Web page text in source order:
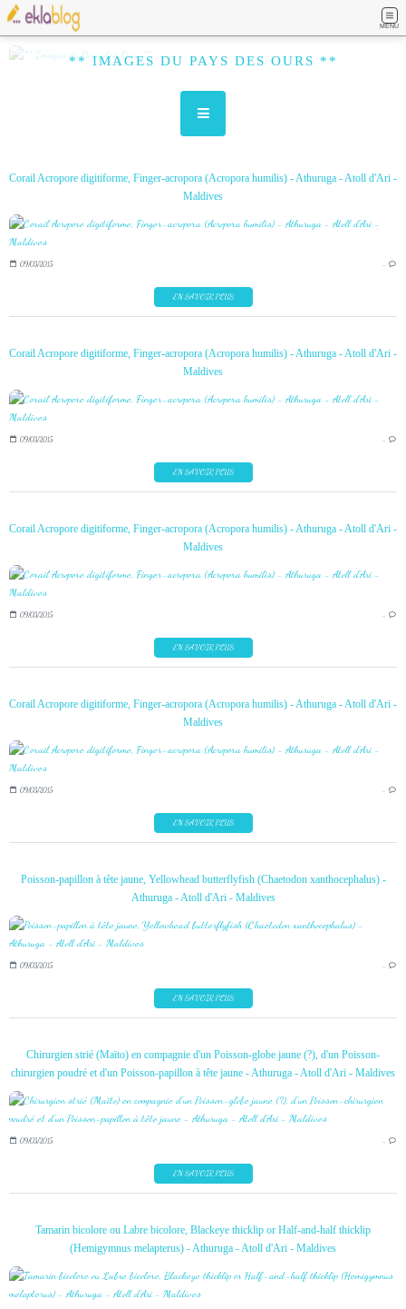
MENU
** IMAGES DU PAYS DES OURS **
Corail Acropore digitiforme, Finger-acropora (Acropora humilis) - Athuruga - Atoll d'Ari -
Maldives
09/03/2015 …
EN SAVOIR PLUS
Corail Acropore digitiforme, Finger-acropora (Acropora humilis) - Athuruga - Atoll d'Ari -
Maldives
09/03/2015 …
EN SAVOIR PLUS
Corail Acropore digitiforme, Finger-acropora (Acropora humilis) - Athuruga - Atoll d'Ari -
Maldives
09/03/2015 …
EN SAVOIR PLUS
Corail Acropore digitiforme, Finger-acropora (Acropora humilis) - Athuruga - Atoll d'Ari -
Maldives
09/03/2015 …
EN SAVOIR PLUS
Poisson-papillon à tête jaune, Yellowhead butterflyfish (Chaetodon xanthocephalus) -
Athuruga - Atoll d'Ari - Maldives
09/03/2015 …
EN SAVOIR PLUS
Chirurgien strié (Maïto) en compagnie d'un Poisson-globe jaune (?), d'un Poisson-
chirurgien poudré et d'un Poisson-papillon à tête jaune - Athuruga - Atoll d'Ari - Maldives
09/03/2015 …
EN SAVOIR PLUS
Tamarin bicolore ou Labre bicolore, Blackeye thicklip or Half-and-half thicklip
(Hemigymnus melapterus) - Athuruga - Atoll d'Ari - Maldives